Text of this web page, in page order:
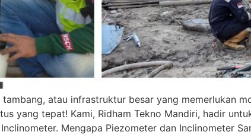
atau infrastruktur besar yang memerlukan
yang tepat! Kami, Ridham Tekno Mandiri, hadir
Mengapa Piezometer dan Inclinometer